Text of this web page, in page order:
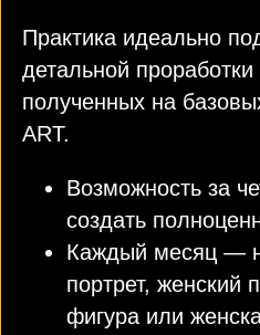
Практика идеально
детальной
полученных на
ART.
Возможность за
создать
Каждый месяц —
портрет, женский
фигура или